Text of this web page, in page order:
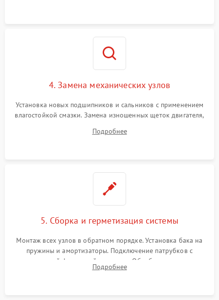
4. Замена механических узлов
Установка новых подшипников и сальников с применением
влагостойкой смазки. Замена изношенных щеток двигателя,
или поврежденной резиновой манжеты.
Подробнее
5. Сборка и герметизация системы
Монтаж всех узлов в обратном порядке. Установка бака на
пружины и амортизаторы. Подключение патрубков с
надежной фиксацией хомутами. Обработка стыков
герметиком для предотвращения возможных протечек воды.
Подробнее